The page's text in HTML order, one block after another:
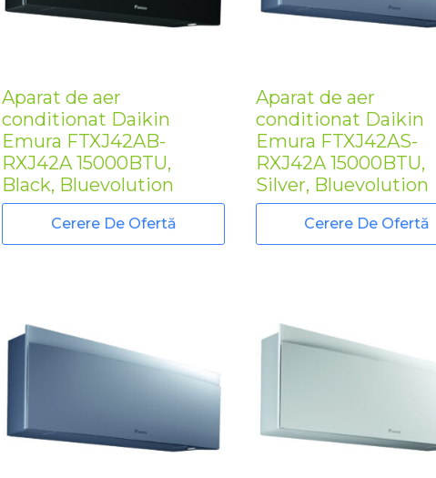
Aparat de aer
conditionat Daikin
Emura FTXJ42AB-
RXJ42A 15000BTU,
Black, Bluevolution
Cerere De Ofertă
Aparat de aer
conditionat Daikin
Emura FTXJ42AS-
RXJ42A 15000BTU,
Silver, Bluevolution
Cerere De Ofertă